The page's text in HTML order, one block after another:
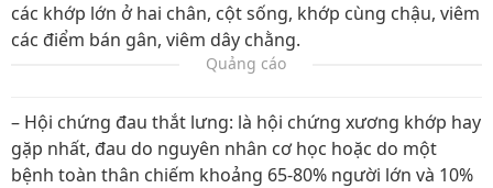
các khớp lớn ở hai chân, cột sống, khớp cùng chậu, viêm
các điểm bán gân, viêm dây chằng.
Quảng cáo
– Hội chứng đau thắt lưng: là hội chứng xương khớp hay
gặp nhất, đau do nguyên nhân cơ học hoặc do một
bệnh toàn thân chiếm khoảng 65-80% người lớn và 10%